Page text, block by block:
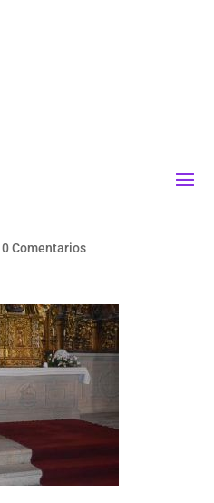
0 Comentarios